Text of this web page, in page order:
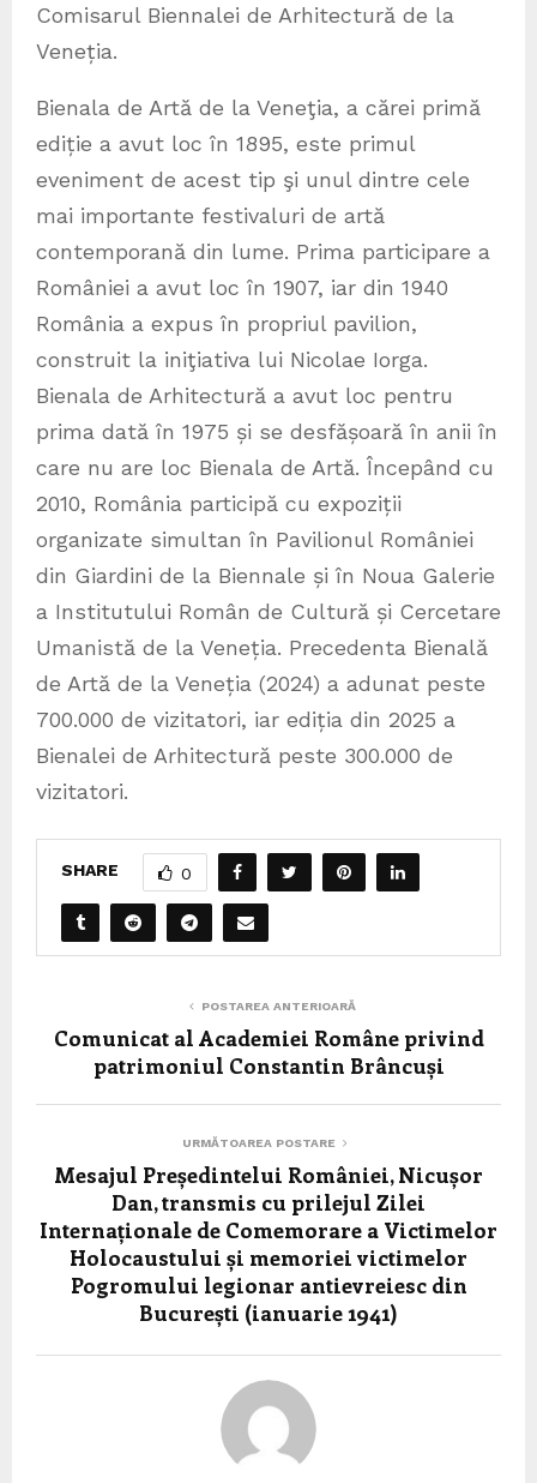
Comisarul Biennalei de Arhitectură de la
Veneția.
Bienala de Artă de la Veneţia, a cărei primă
ediție a avut loc în 1895, este primul
eveniment de acest tip şi unul dintre cele
mai importante festivaluri de artă
contemporană din lume. Prima participare a
României a avut loc în 1907, iar din 1940
România a expus în propriul pavilion,
construit la iniţiativa lui Nicolae Iorga.
Bienala de Arhitectură a avut loc pentru
prima dată în 1975 și se desfășoară în anii în
care nu are loc Bienala de Artă. Începând cu
2010, România participă cu expoziții
organizate simultan în Pavilionul României
din Giardini de la Biennale și în Noua Galerie
a Institutului Român de Cultură și Cercetare
Umanistă de la Veneția. Precedenta Bienală
de Artă de la Veneția (2024) a adunat peste
700.000 de vizitatori, iar ediția din 2025 a
Bienalei de Arhitectură peste 300.000 de
vizitatori.
SHARE 0
POSTAREA ANTERIOARĂ
Comunicat al Academiei Române privind
patrimoniul Constantin Brâncuși
URMĂTOAREA POSTARE
Mesajul Președintelui României, Nicușor
Dan, transmis cu prilejul Zilei
Internaționale de Comemorare a Victimelor
Holocaustului și memoriei victimelor
Pogromului legionar antievreiesc din
București (ianuarie 1941)